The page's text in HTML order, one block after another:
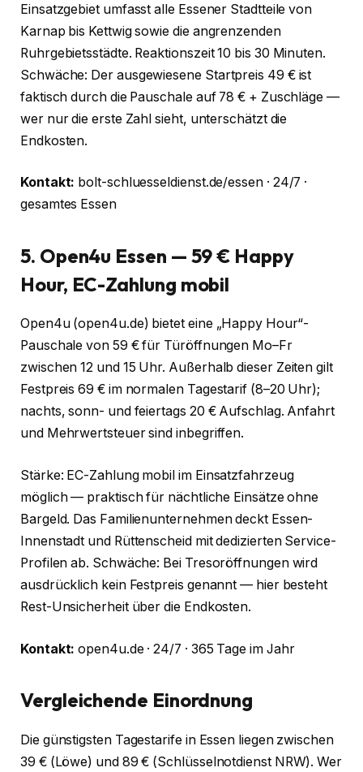
Einsatzgebiet umfasst alle Essener Stadtteile von
Karnap bis Kettwig sowie die angrenzenden
Ruhrgebiets­städte. Reaktionszeit 10 bis 30 Minuten.
Schwäche: Der ausgewiesene Startpreis 49 € ist
faktisch durch die Pauschale auf 78 € + Zuschläge —
wer nur die erste Zahl sieht, unterschätzt die
Endkosten.
Kontakt: bolt-schluesseldienst.de/essen · 24/7 ·
gesamtes Essen
5. Open4u Essen — 59 € Happy
Hour, EC-Zahlung mobil
Open4u (open4u.de) bietet eine „Happy Hour“-
Pauschale von 59 € für Türöffnungen Mo–Fr
zwischen 12 und 15 Uhr. Außerhalb dieser Zeiten gilt
Festpreis 69 € im normalen Tagestarif (8–20 Uhr);
nachts, sonn- und feiertags 20 € Aufschlag. Anfahrt
und Mehrwertsteuer sind inbegriffen.
Stärke: EC-Zahlung mobil im Einsatzfahrzeug
möglich — praktisch für nächtliche Einsätze ohne
Bargeld. Das Familien­unternehmen deckt Essen-
Innenstadt und Rüttenscheid mit dedizierten Service-
Profilen ab. Schwäche: Bei Tresor­öffnungen wird
ausdrücklich kein Festpreis genannt — hier besteht
Rest-Unsicherheit über die Endkosten.
Kontakt: open4u.de · 24/7 · 365 Tage im Jahr
Vergleichende Einordnung
Die günstigsten Tagestarife in Essen liegen zwischen
39 € (Löwe) und 89 € (Schlüsselnotdienst NRW). Wer